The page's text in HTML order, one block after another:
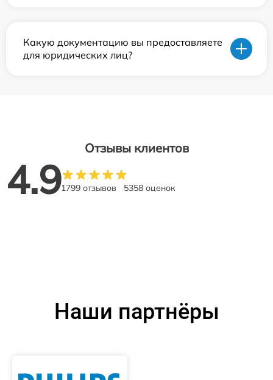
Какую документацию вы предоставляете
для юридических лиц?
Отзывы клиентов
4.91799 отзывов 5358 оценок
Наши партнёры